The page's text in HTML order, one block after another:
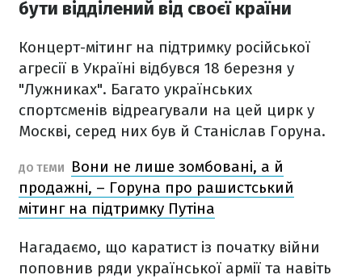
бути відділений від своєї країни
Концерт-мітинг на підтримку російської
агресії в Україні відбувся 18 березня у
"Лужниках". Багато українських
спортсменів відреагували на цей цирк у
Москві, серед них був й Станіслав Горуна.
ДО ТЕМИ
Вони не лише зомбовані, а й
продажні, – Горуна про рашистський
мітинг на підтримку Путіна
Нагадаємо, що каратист із початку війни
поповнив ряди української армії та навіть